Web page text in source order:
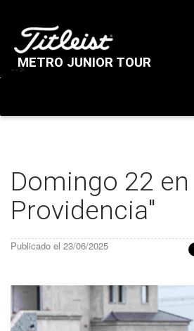
METRO JUNIOR TOUR
-->
Domingo 22 en
Providencia"
Publicado el 23/06/2025